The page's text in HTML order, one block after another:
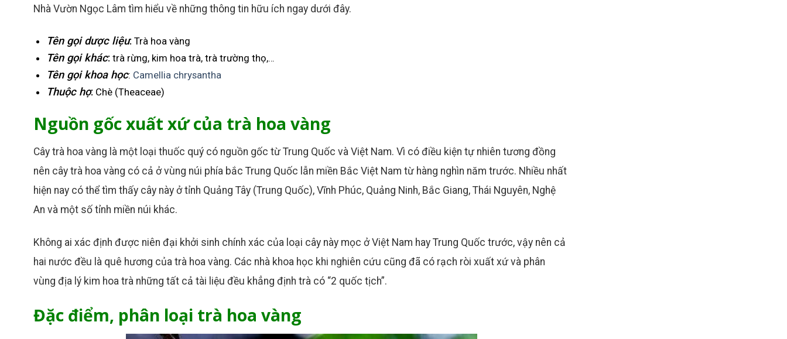
Nhà Vườn Ngọc Lâm tìm hiểu về những thông tin hữu ích ngay dưới đây.
Tên gọi dược liệu: Trà hoa vàng
Tên gọi khác: trà rừng, kim hoa trà, trà trường thọ,…
Tên gọi khoa học: Camellia chrysantha
Thuộc họ: Chè (Theaceae)
Nguồn gốc xuất xứ của trà hoa vàng
Cây trà hoa vàng là một loại thuốc quý có nguồn gốc từ Trung Quốc và Việt Nam. Vì có điều kiện tự nhiên tương đồng
nên cây trà hoa vàng có cả ở vùng núi phía bắc Trung Quốc lẫn miền Bắc Việt Nam từ hàng nghìn năm trước. Nhiều nhất
hiện nay có thể tìm thấy cây này ở tỉnh Quảng Tây (Trung Quốc), Vĩnh Phúc, Quảng Ninh, Bắc Giang, Thái Nguyên, Nghệ
An và một số tỉnh miền núi khác.
Không ai xác định được niên đại khởi sinh chính xác của loại cây này mọc ở Việt Nam hay Trung Quốc trước, vậy nên cả
hai nước đều là quê hương của trà hoa vàng. Các nhà khoa học khi nghiên cứu cũng đã có rạch ròi xuất xứ và phân
vùng địa lý kim hoa trà những tất cả tài liệu đều khẳng định trà có “2 quốc tịch”.
Đặc điểm, phân loại trà hoa vàng